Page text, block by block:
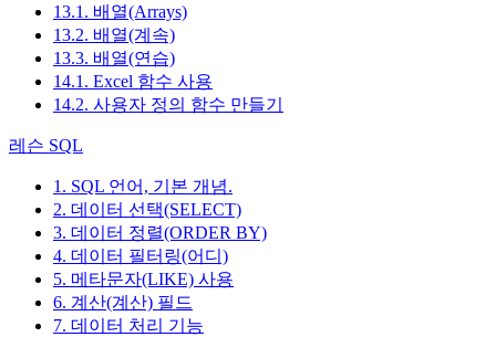
13.1. 배열(Arrays)
13.2. 배열(계속)
13.3. 배열(연습)
14.1. Excel 함수 사용
14.2. 사용자 정의 함수 만들기
레슨 SQL
1. SQL 언어, 기본 개념.
2. 데이터 선택(SELECT)
3. 데이터 정렬(ORDER BY)
4. 데이터 필터링(어디)
5. 메타문자(LIKE) 사용
6. 계산(계산) 필드
7. 데이터 처리 기능